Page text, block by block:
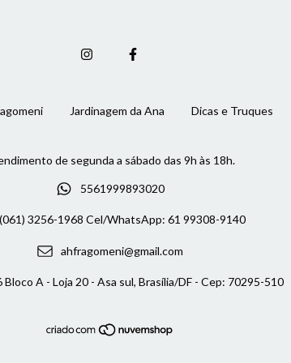
Jardinagem da Ana Dicas e Truques
5561999893020
(061) 3256-1968 Cel/WhatsApp: 61 99308-9140
ahfragomeni@gmail.com
Bloco A - Loja 20 - Asa sul, Brasília/DF - Cep: 70295-510